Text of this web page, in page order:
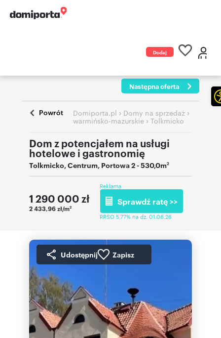
Dodaj
Następna oferta
Powrót Domiporta.pl › Domy na sprzedaż ›
warmińsko-mazurskie › Tolkmicko
Dom z potencjałem na usługi
hotelowe i gastronomię
Tolkmicko,Centrum, Portowa 2- 530,0m2
1 290 000 zł
2 433,96 zł/m2
Reklama
Sprawdź ratę >>
RRSO 5,77% na dz. 01.06.26
Udostępnij Zapisz